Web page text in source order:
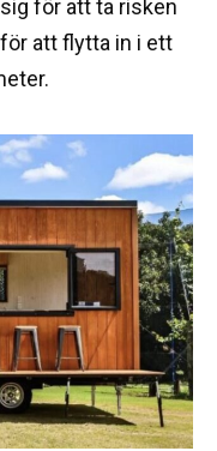
för att ta risken
att flytta in i ett